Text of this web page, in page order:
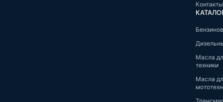
Контакты
Масла
техники
Масла